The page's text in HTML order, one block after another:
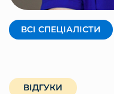
ВСІ СПЕЦІАЛІСТИ
ВІДГУКИ